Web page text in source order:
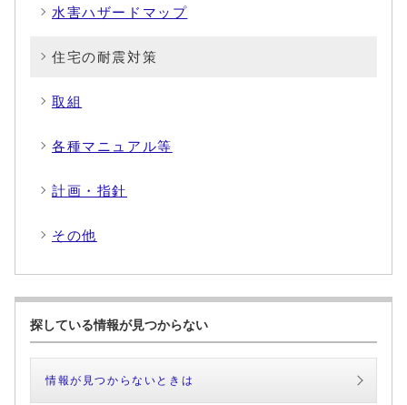
水害ハザードマップ
住宅の耐震対策
取組
各種マニュアル等
計画・指針
その他
探している情報が見つからない
情報が見つからないときは